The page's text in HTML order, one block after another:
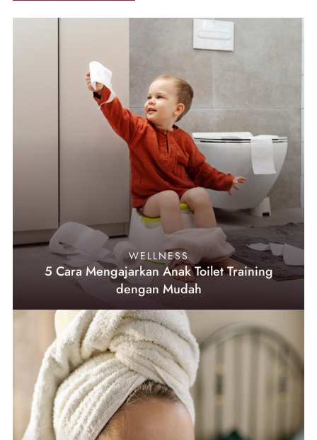
WELLNESS
5 Cara Mengajarkan Anak Toilet Training
dengan Mudah